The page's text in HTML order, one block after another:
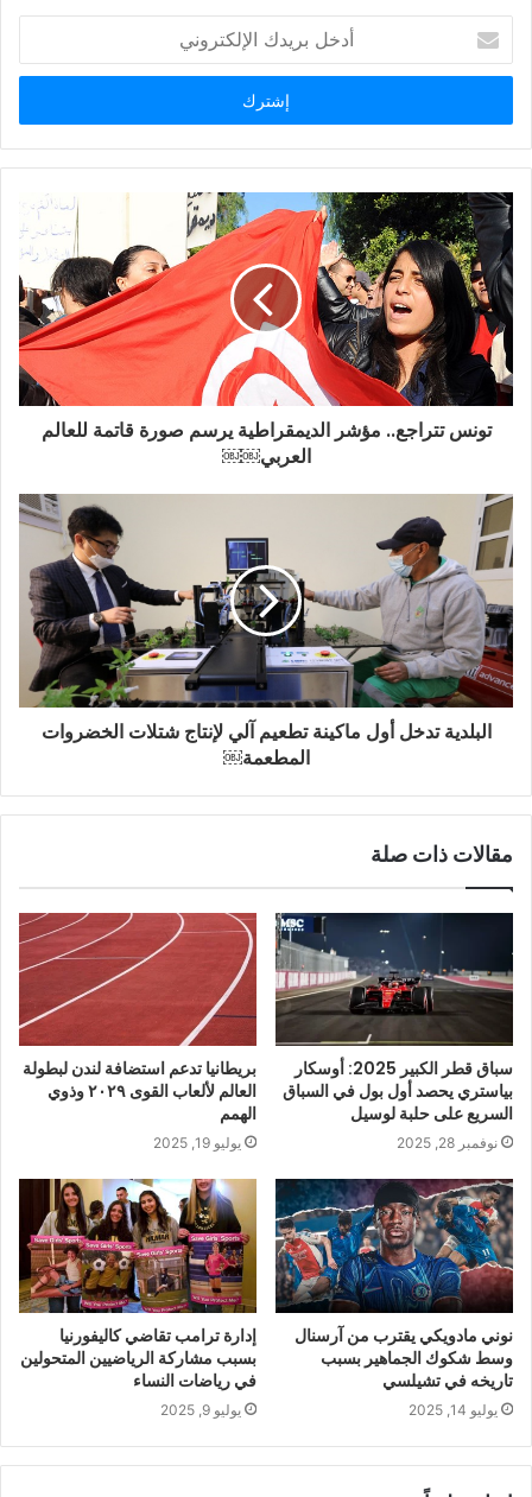
بريدك
الإلكتروني
تونس تتراجع.. مؤشر الديمقراطية يرسم صورة قاتمة للعالم
العربي￼￼
البلدية تدخل أول ماكينة تطعيم آلي لإنتاج شتلات الخضروات
المطعمة￼
مقالات ذات صلة
سباق قطر الكبير 2025: أوسكار
بياستري يحصد أول بول في السباق
السريع على حلبة لوسيل
نوفمبر 28, 2025
بريطانيا تدعم استضافة لندن لبطولة
العالم لألعاب القوى ٢٠٢٩ وذوي
الهمم
يوليو 19, 2025
نوني مادويكي يقترب من آرسنال
وسط شكوك الجماهير بسبب
تاريخه في تشيلسي
يوليو 14, 2025
إدارة ترامب تقاضي كاليفورنيا
بسبب مشاركة الرياضيين المتحولين
في رياضات النساء
يوليو 9, 2025